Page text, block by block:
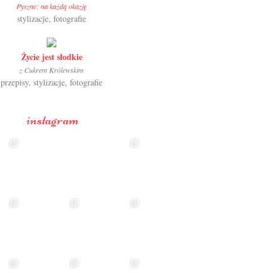
Pyszne: na każdą okazję
stylizacje, fotografie
Życie jest słodkie
z Cukrem Królewskim
przepisy, stylizacje, fotografie
instagram